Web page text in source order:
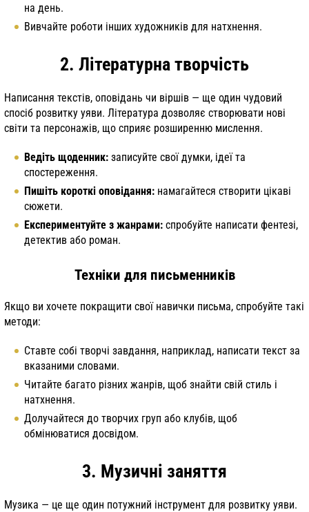
на день.
Вивчайте роботи інших художників для натхнення.
2. Літературна творчість
Написання текстів, оповідань чи віршів — ще один чудовий
спосіб розвитку уяви. Література дозволяє створювати нові
світи та персонажів, що сприяє розширенню мислення.
Ведіть щоденник: записуйте свої думки, ідеї та
спостереження.
Пишіть короткі оповідання: намагайтеся створити цікаві
сюжети.
Експериментуйте з жанрами: спробуйте написати фентезі,
детектив або роман.
Техніки для письменників
Якщо ви хочете покращити свої навички письма, спробуйте такі
методи:
Ставте собі творчі завдання, наприклад, написати текст за
вказаними словами.
Читайте багато різних жанрів, щоб знайти свій стиль і
натхнення.
Долучайтеся до творчих груп або клубів, щоб
обмінюватися досвідом.
3. Музичні заняття
Музика — це ще один потужний інструмент для розвитку уяви.